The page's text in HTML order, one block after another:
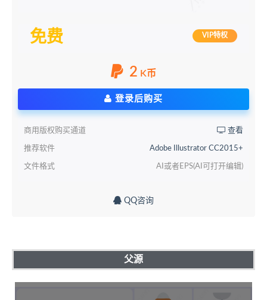
免费 VIP特权
2 K币
登录后购买
商用版权购买通道 查看
推荐软件 Adobe Illustrator CC2015+
文件格式 AI或者EPS(AI可打开编辑)
QQ咨询
父源